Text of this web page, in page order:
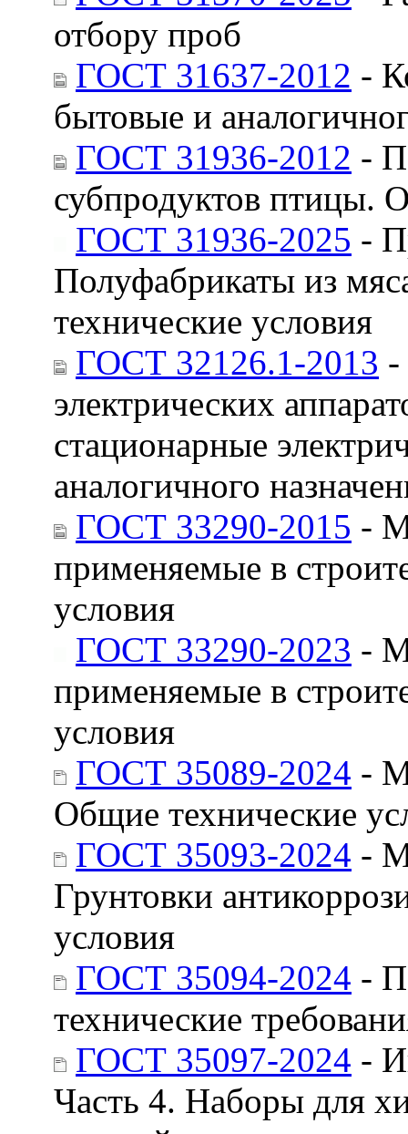
отбору проб
ГОСТ 31637-2012 -
бытовые и
ГОСТ 31936-2012 -
субпродуктов птицы.
ГОСТ 31936-2025 -
Полуфабрикаты из
технические условия
ГОСТ 32126.1-2013 -
электрических
стационарные
аналогичного
ГОСТ 33290-2015 -
применяемые в
условия
ГОСТ 33290-2023 -
применяемые в
условия
ГОСТ 35089-2024 -
Общие технические
ГОСТ 35093-2024 -
Грунтовки
условия
ГОСТ 35094-2024 -
технические
ГОСТ 35097-2024 -
Часть 4. Наборы для